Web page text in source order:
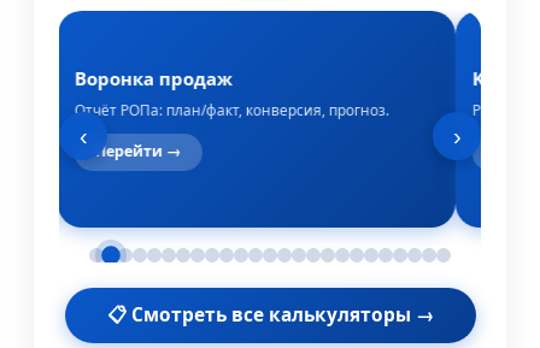
Воронка продаж
Отчёт РОПа: план/факт, конверсия, прогноз.
Перейти →
KPI
Расчёт
‹ ›
📋 Смотреть все калькуляторы →